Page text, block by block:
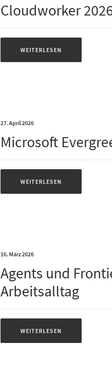
Cloudworker
WEITERLESEN
27. April 2026
Microsoft
WEITERLESEN
16. März 2026
Agents und
Arbeitsalltag
WEITERLESEN